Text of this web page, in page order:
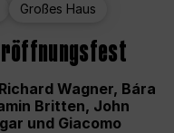
Großes Haus
Wagner, Bára
Britten, John
und Giacomo